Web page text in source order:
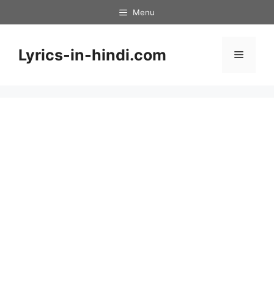
to
Menu
Lyrics-in-hindi.com Menu